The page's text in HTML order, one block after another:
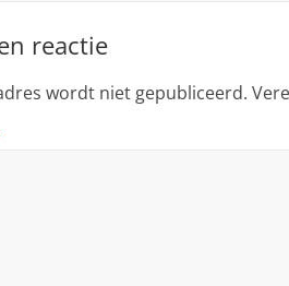
reactie
wordt niet gepubliceerd.